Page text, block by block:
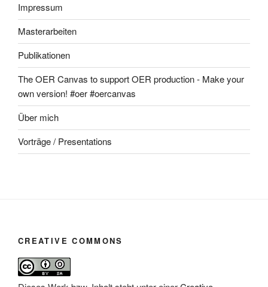
Impressum
Masterarbeiten
Publikationen
The OER Canvas to support OER production - Make your
own version! #oer #oercanvas
Über mich
Vorträge / Presentations
CREATIVE COMMONS